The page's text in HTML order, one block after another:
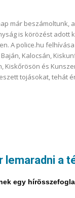
lemaradni a
egy
már beszámoltunk,
is körözést adott
A police.hu
Kalocsán,
Kiskőrösön és
tojásokat, tehát